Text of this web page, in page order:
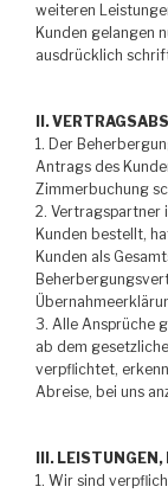
weiteren
Kunden gelangen
ausdrücklich
II.
1. Der
Antrags des
Zimmerbuchung
2. Vertragspartner
Kunden bestellt,
Kunden als
3. Alle Ansprüche
ab dem
verpflichtet,
Abreise, bei uns
III.
1. Wir sind